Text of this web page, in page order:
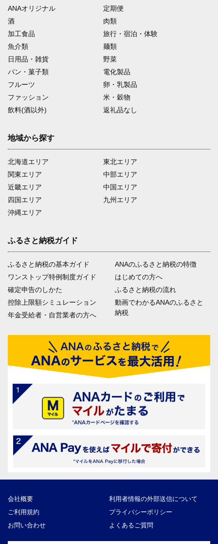
ANAオリジナル
定期便
酒
肉類
加工食品
旅行・宿泊・体験
魚介類
麺類
日用品・雑貨
野菜
パン・菓子類
電化製品
フルーツ
卵・乳製品
ファッション
米・穀物
飲料(酒以外)
返礼品なし
地域から探す
北海道エリア
関東エリア
近畿エリア
四国エリア
沖縄エリア
東北エリア
中部エリア
中国エリア
九州エリア
ふるさと納税ガイド
ふるさと納税の基本ガイド
ワンストップ特例制度ガイド
確定申告のしかた
控除上限額シミュレーション
年金受給者・自営業者の方へ
ANAのふるさと納税の特徴
はじめての方へ
ふるさと納税の流れ
動画でわかるANAのふるさと
納税
会社概要
利用者情報の外部送信について
ご利用規約
プライバシーポリシー
お問い合わせ
よくあるご質問